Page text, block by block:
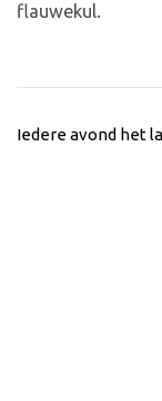
flauwekul.
Iedere avond het